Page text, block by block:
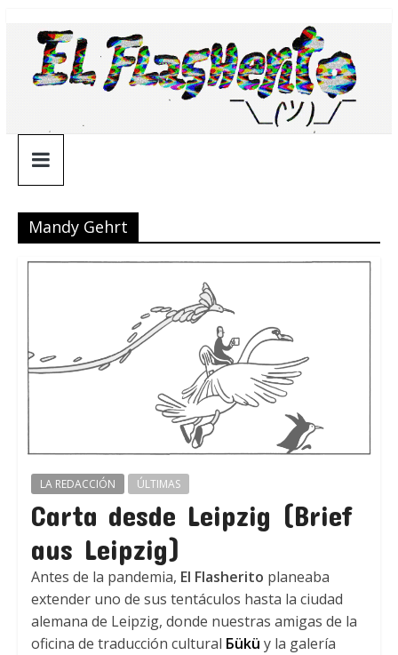
contenido
¯\_(ツ)_/
¯
Mandy Gehrt
LA REDACCIÓN ÚLTIMAS
Carta desde Leipzig (Brief
aus Leipzig)
Antes de la pandemia, El Flasherito planeaba
extender uno de sus tentáculos hasta la ciudad
alemana de Leipzig, donde nuestras amigas de la
oficina de traducción cultural Бükü y la galería